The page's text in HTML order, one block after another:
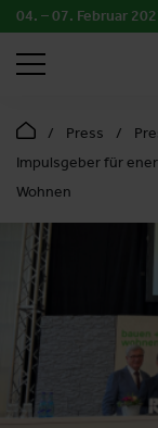
04. – 07. Februar
Press
Impulsgeber für
Wohnen